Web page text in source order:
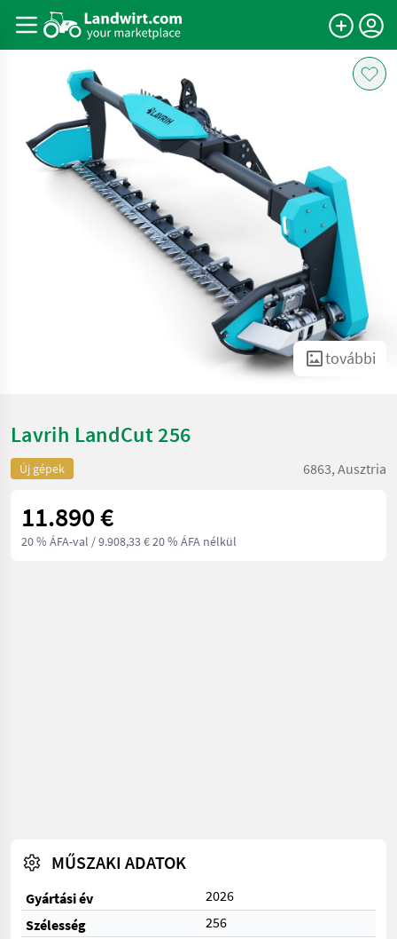
további
Lavrih LandCut 256
Új gépek 6863, Ausztria
11.890 €
20 % ÁFA-val / 9.908,33 € 20 % ÁFA nélkül
MŰSZAKI ADATOK
Gyártási év
2026
Szélesség
256